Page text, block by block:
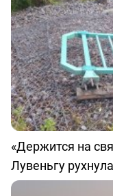
«Держится на
Лувеньгу